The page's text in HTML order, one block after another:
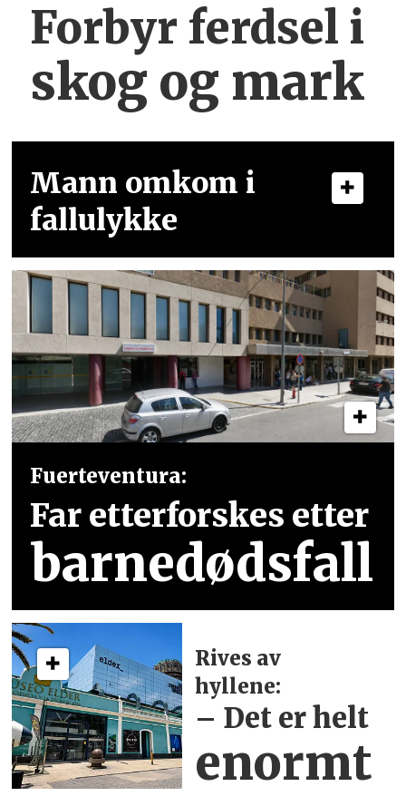
Forbyr ferdsel i
skog og mark
Mann omkom i
fallulykke
Fuerteventura:
Far etterforskes etter
barnedødsfall
Rives av
hyllene:
– Det er helt
enormt